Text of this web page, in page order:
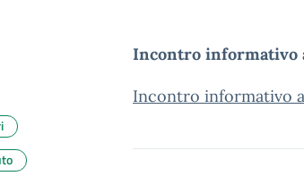
Incontro informativo
Incontro informativo